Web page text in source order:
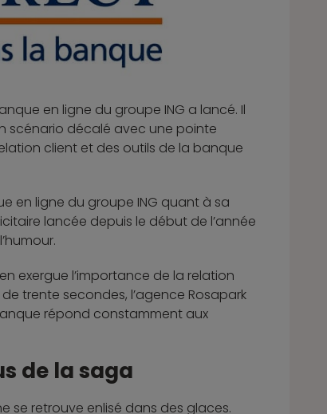
en ligne du groupe ING a lancé. Il
scénario décalé avec une pointe
client et des outils de la banque
en ligne du groupe ING quant à sa
lancée depuis le début de l’année
exergue l’importance de la relation
trente secondes, l’agence Rosapark
répond constamment aux
de la saga
se retrouve enlisé dans des glaces.